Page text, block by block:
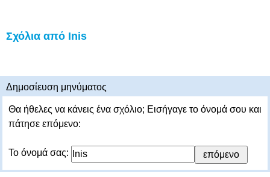
Σχόλια από Inis
Δημοσίευση μηνύματος
Θα ήθελες να κάνεις ένα σχόλιο; Εισήγαγε το όνομά σου και
πάτησε επόμενο:
Το όνομά σας: